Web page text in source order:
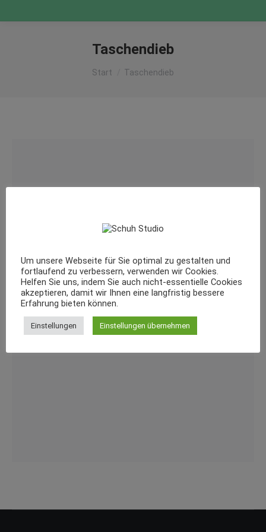
Taschendieb
Sie befinden sich hier:
Start Taschendieb
Um unsere Webseite für Sie optimal zu gestalten und
fortlaufend zu verbessern, verwenden wir Cookies.
Helfen Sie uns, indem Sie auch nicht-essentielle Cookies
akzeptieren, damit wir Ihnen eine langfristig bessere
Erfahrung bieten können.
Einstellungen Einstellungen übernehmen